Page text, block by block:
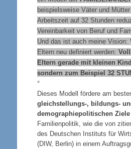
beispielsweise Väter und
Arbeitszeit auf 32 Stunden
Vereinbarkeit von Beruf und
Und das ist auch meine Vision:
Eltern neu definiert werden:
Eltern gerade mit kleinen
sondern zum Beispiel 32
°
Dieses Modell fördere am
gleichstellungs-, bildungs-
demographiepolitischen Ziele
Familienpolitik, wie die von
des Deutschen Instituts für
(DIW, Berlin) in einem